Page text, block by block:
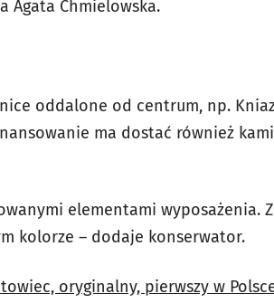
Agata Chmielowska.
oddalone od centrum, np.
ma dostać również
elementami wyposażenia.
kolorze – dodaje konserwator.
oryginalny, pierwszy w